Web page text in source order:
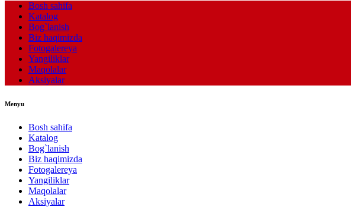
Bosh sahifa
Katalog
Bog`lanish
Biz haqimizda
Fotogalereya
Yangiliklar
Maqolalar
Aksiyalar
Menyu
Bosh sahifa
Katalog
Bog`lanish
Biz haqimizda
Fotogalereya
Yangiliklar
Maqolalar
Aksiyalar